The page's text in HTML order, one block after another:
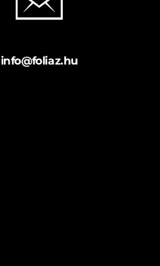
info@foliaz.hu